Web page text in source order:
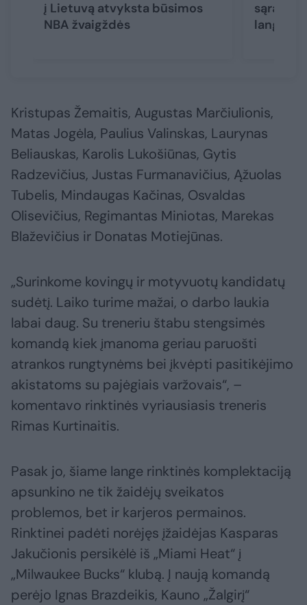
į Lietuvą atvyksta būsimos
NBA žvaigždės
sąrašas
langui
Kristupas Žemaitis, Augustas Marčiulionis,
Matas Jogėla, Paulius Valinskas, Laurynas
Beliauskas, Karolis Lukošiūnas, Gytis
Radzevičius, Justas Furmanavičius, Ąžuolas
Tubelis, Mindaugas Kačinas, Osvaldas
Olisevičius, Regimantas Miniotas, Marekas
Blaževičius ir Donatas Motiejūnas.
„Surinkome kovingų ir motyvuotų kandidatų
sudėtį. Laiko turime mažai, o darbo laukia
labai daug. Su treneriu štabu stengsimės
komandą kiek įmanoma geriau paruošti
atrankos rungtynėms bei įkvėpti pasitikėjimo
akistatoms su pajėgiais varžovais“, –
komentavo rinktinės vyriausiasis treneris
Rimas Kurtinaitis.
Pasak jo, šiame lange rinktinės komplektaciją
apsunkino ne tik žaidėjų sveikatos
problemos, bet ir karjeros permainos.
Rinktinei padėti norėjęs įžaidėjas Kasparas
Jakučionis persikėlė iš „Miami Heat“ į
„Milwaukee Bucks“ klubą. Į naują komandą
perėjo Ignas Brazdeikis, Kauno „Žalgirį“